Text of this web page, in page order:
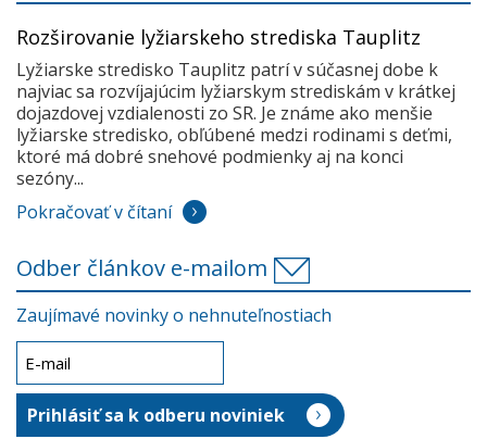
Rozširovanie lyžiarskeho strediska Tauplitz
Lyžiarske stredisko Tauplitz patrí v súčasnej dobe k
najviac sa rozvíjajúcim lyžiarskym strediskám v krátkej
dojazdovej vzdialenosti zo SR. Je známe ako menšie
lyžiarske stredisko, obľúbené medzi rodinami s deťmi,
ktoré má dobré snehové podmienky aj na konci
sezóny...
Pokračovať v čítaní
Odber článkov e-mailom
Zaujímavé novinky o nehnuteľnostiach